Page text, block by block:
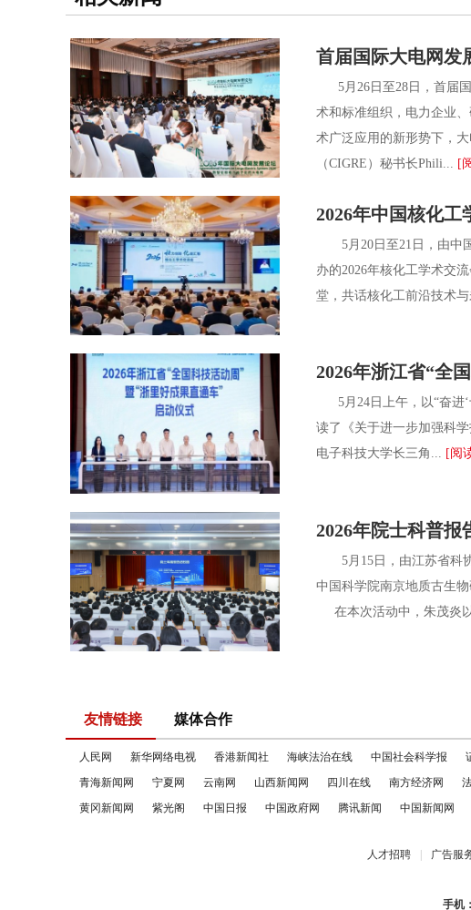
首届国际大电网发
5月26日至28日，首届国
术和标准组织，电力企业
术广泛应用的新形势下，
（CIGRE）秘书长Phili... [
2026年中国核化工
5月20日至21日，由中国
办的2026年核化工学术交
堂，共话核化工前沿技术
2026年浙江省“全
5月24日上午，以“奋进‘
读了《关于进一步加强科
电子科技大学长三角... [阅
2026年院士科普报
5月15日，由江苏省科协
中国科学院南京地质古生
在本次活动中，朱茂炎以
友情链接 媒体合作
人民网 新华网络电视 香港新闻社 海峡法治在线 中国社会科学报
青海新闻网
宁夏网 云南网 山西新闻网 四川在线 南方经济网
黄冈新闻网
紫光阁 中国日报 中国政府网 腾讯新闻 中国新闻网
人才招聘 | 广告服
手机：